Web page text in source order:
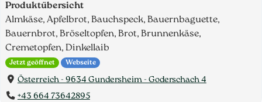
Produktübersicht
Almkäse, Apfelbrot, Bauchspeck, Bauernbaguette,
Bauernbrot, Bröseltopfen, Brot, Brunnenkäse,
Cremetopfen, Dinkellaib
Jetzt geöffnet Webseite
Österreich - 9634 Gundersheim - Goderschach 4
+43 664 73642895